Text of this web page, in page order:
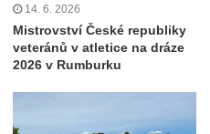
14. 6. 2026
Mistrovství České republiky
veteránů v atletice na dráze
2026 v Rumburku